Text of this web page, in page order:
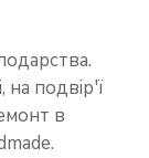
подвір'ї
в